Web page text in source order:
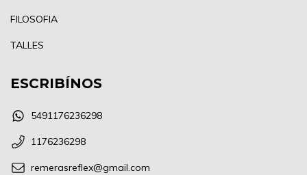
FILOSOFIA
TALLES
ESCRIBÍNOS
5491176236298
1176236298
remerasreflex@gmail.com